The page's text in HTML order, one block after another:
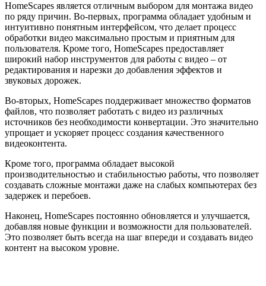
HomeScapes является отличным выбором для монтажа видео
по ряду причин. Во-первых, программа обладает удобным и
интуитивно понятным интерфейсом, что делает процесс
обработки видео максимально простым и приятным для
пользователя. Кроме того, HomeScapes предоставляет
широкий набор инструментов для работы с видео – от
редактирования и нарезки до добавления эффектов и
звуковых дорожек.
Во-вторых, HomeScapes поддерживает множество форматов
файлов, что позволяет работать с видео из различных
источников без необходимости конвертации. Это значительно
упрощает и ускоряет процесс создания качественного
видеоконтента.
Кроме того, программа обладает высокой
производительностью и стабильностью работы, что позволяет
создавать сложные монтажи даже на слабых компьютерах без
задержек и перебоев.
Наконец, HomeScapes постоянно обновляется и улучшается,
добавляя новые функции и возможности для пользователей.
Это позволяет быть всегда на шаг впереди и создавать видео
контент на высоком уровне.